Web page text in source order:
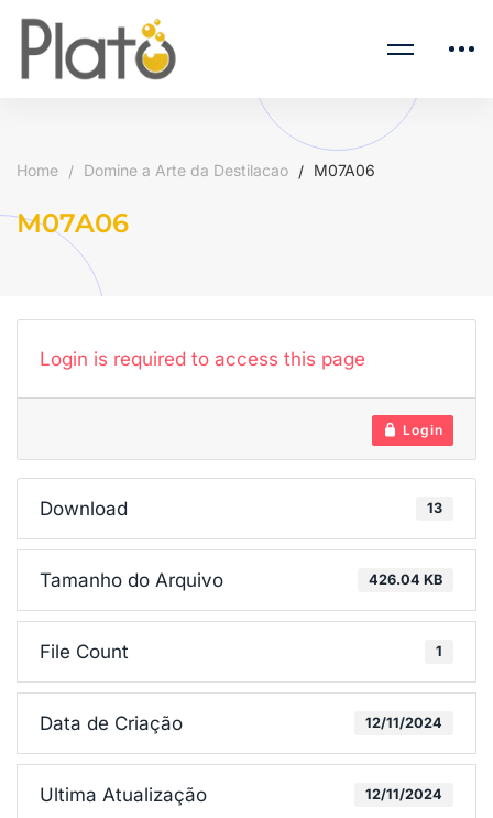
Home Domine a Arte da Destilacao M07A06
M07A06
Login is required to access this page
Login
Download 13
Tamanho do Arquivo 426.04 KB
File Count 1
Data de Criação 12/11/2024
Ultima Atualização 12/11/2024